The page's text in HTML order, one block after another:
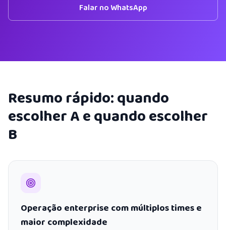
Falar no WhatsApp
Resumo rápido: quando
escolher A e quando escolher
B
Operação enterprise com múltiplos times e
maior complexidade